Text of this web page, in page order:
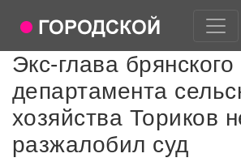
Экс-глава брянского
департамента
хозяйства Ториков
разжалобил суд